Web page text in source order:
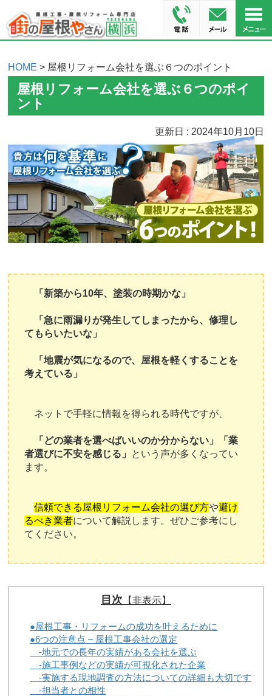
HOME > 屋根リフォーム会社を選ぶ６つのポイント
屋根リフォーム会社を選ぶ６つのポイ
ント
更新日 : 2024年10月10日
「新築から10年、塗装の時期かな」
「急に雨漏りが発生してしまったから、修理し
てもらいたいな」
「地震が気になるので、屋根を軽くすることを
考えている」
ネットで手軽に情報を得られる時代ですが、
「どの業者を選べばいいのか分からない」「業
者選びに不安を感じる」
という声が多くなってい
ます。
信頼できる屋根リフォーム会社の選び方や避け
るべき業者について解説します。ぜひご参考にし
てください。
目次 【非表示】
●屋根工事・リフォームの成功を叶えるために
●6つの注意点 – 屋根工事会社の選定
-地元での長年の実績がある会社を選ぶ
-施工事例などの実績が可視化された企業
-実施する現地調査の方法についての詳細も大切です
-担当者との相性